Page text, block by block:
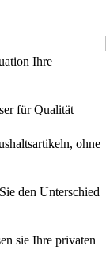
Ihre
für Qualität
ohne
den Unterschied
sie Ihre privaten